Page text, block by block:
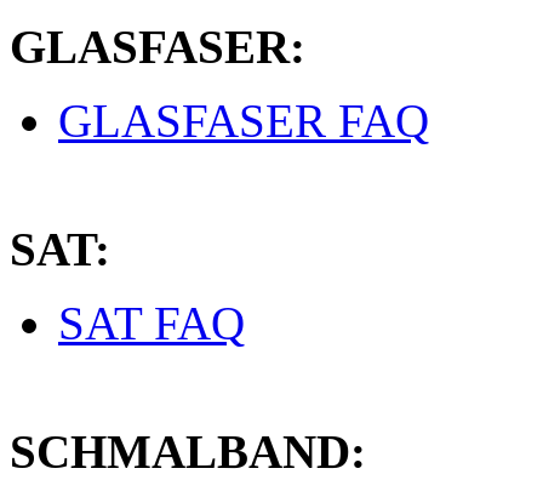
GLASFASER:
GLASFASER FAQ
SAT:
SAT FAQ
SCHMALBAND: